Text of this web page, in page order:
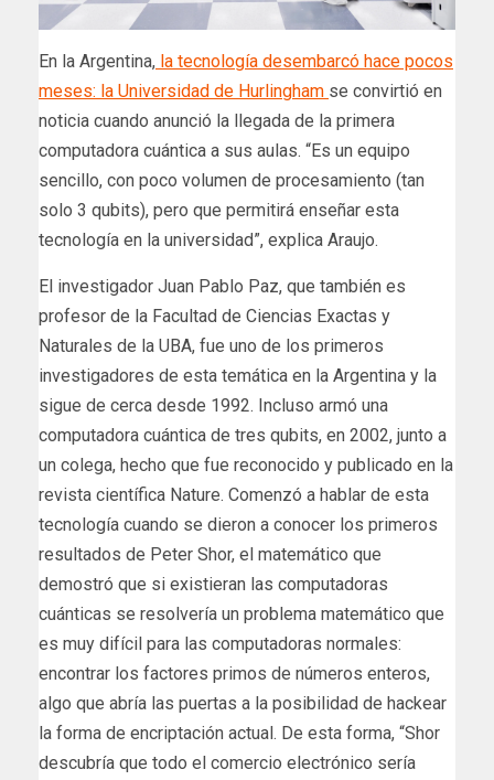
En la Argentina, la tecnología desembarcó hace pocos
meses: la Universidad de Hurlingham se convirtió en
noticia cuando anunció la llegada de la primera
computadora cuántica a sus aulas. “Es un equipo
sencillo, con poco volumen de procesamiento (tan
solo 3 qubits), pero que permitirá enseñar esta
tecnología en la universidad”, explica Araujo.
El investigador Juan Pablo Paz, que también es
profesor de la Facultad de Ciencias Exactas y
Naturales de la UBA, fue uno de los primeros
investigadores de esta temática en la Argentina y la
sigue de cerca desde 1992. Incluso armó una
computadora cuántica de tres qubits, en 2002, junto a
un colega, hecho que fue reconocido y publicado en la
revista científica Nature. Comenzó a hablar de esta
tecnología cuando se dieron a conocer los primeros
resultados de Peter Shor, el matemático que
demostró que si existieran las computadoras
cuánticas se resolvería un problema matemático que
es muy difícil para las computadoras normales:
encontrar los factores primos de números enteros,
algo que abría las puertas a la posibilidad de hackear
la forma de encriptación actual. De esta forma, “Shor
descubría que todo el comercio electrónico sería